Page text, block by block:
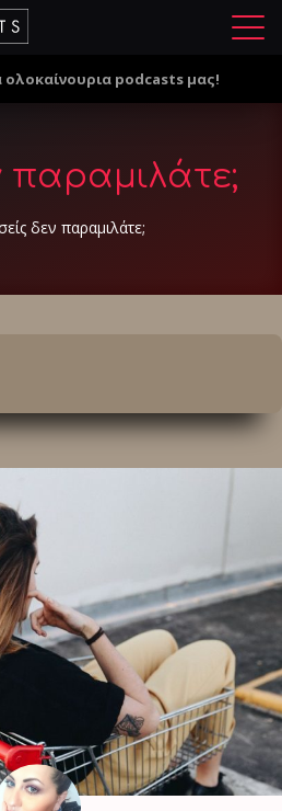
Μ
ο
podcasts μας!
παραμιλάτε;
δεν παραμιλάτε;